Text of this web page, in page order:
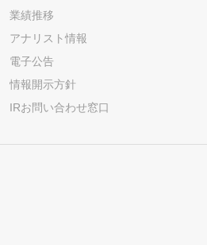
業績推移
アナリスト情報
電子公告
情報開示方針
IRお問い合わせ窓口